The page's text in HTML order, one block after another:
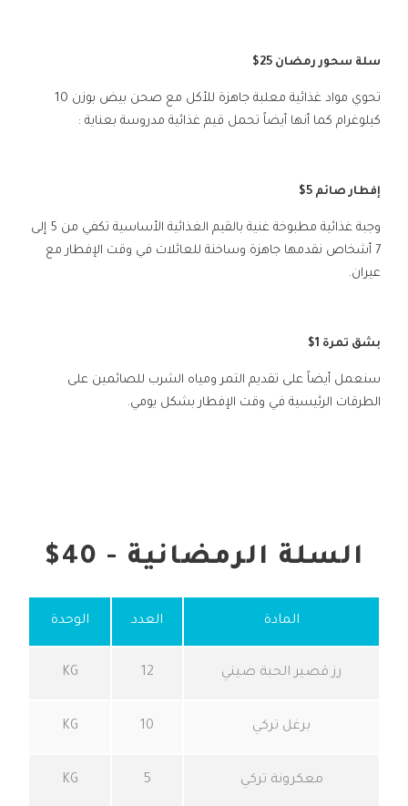
سلة سحور رمضان 25$
تحوي مواد غذائية معلبة جاهزة للأكل مع صحن بيض بوزن 10
كيلوغرام كما أنها أيضاً تحمل قيم غذائية مدروسة بعناية :
إفطار صائم 5$
وجبة غذائية مطبوخة غنية بالقيم الغذائية الأساسية تكفي من 5 إلى
7 أشخاص نقدمها جاهزة وساخنة للعائلات في وقت الإفطار مع
عيران.
بشق تمرة 1$
سنعمل أيضاً على تقديم التمر ومياه الشرب للصائمين على
الطرقات الرئيسية في وقت الإفطار بشكل يومي.
السلة الرمضانية - 40$
المادة العدد الوحدة
رز قصير الحبة صيني 12
KG
برغل تركي 10
KG
معكرونة تركي 5
KG